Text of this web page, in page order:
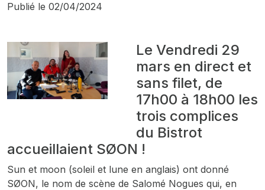
Publié le 02/04/2024
Le Vendredi 29
mars en direct et
sans filet, de
17h00 à 18h00 les
trois complices
du Bistrot
accueillaient SØON !
Sun et moon (soleil et lune en anglais) ont donné
SØON, le nom de scène de Salomé Nogues qui, en